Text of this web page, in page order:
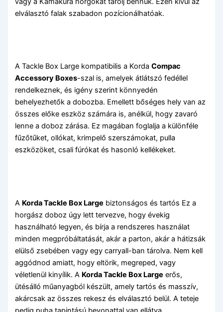
elválasztó falak szabadon pozícionálhatóak.
A Tackle Box Large kompatibilis a KordaCompac
Accessory Boxes-szal is, amelyek átlátszó fedéllel
rendelkeznek, és igény szerint könnyedén
behelyezhetők a dobozba. Emellett bőséges hely van az
összes előke eszköz számára is, anélkül, hogy zavaró
lenne a doboz zárása. Ez magában foglalja a különféle
fűzőtűket, ollókat, krimpelő szerszámokat, pulla
eszközöket, csali fúrókat és hasonló kellékeket.
A Korda Tackle Box Large biztonságos és tartós Ez a
horgász doboz úgy lett tervezve, hogy évekig
használható legyen, és bírja a rendszeres használat
minden megpróbáltatását, akár a parton, akár a hátizsák
elülső zsebében vagy egy carryall-ban tárolva. Nem kell
aggódnod amiatt, hogy eltörik, megreped, vagy
véletlenül kinyílik. A Korda Tackle Box Large erős,
ütésálló műanyagból készült, amely tartós és masszív,
akárcsak az összes rekesz és elválasztó belül. A teteje